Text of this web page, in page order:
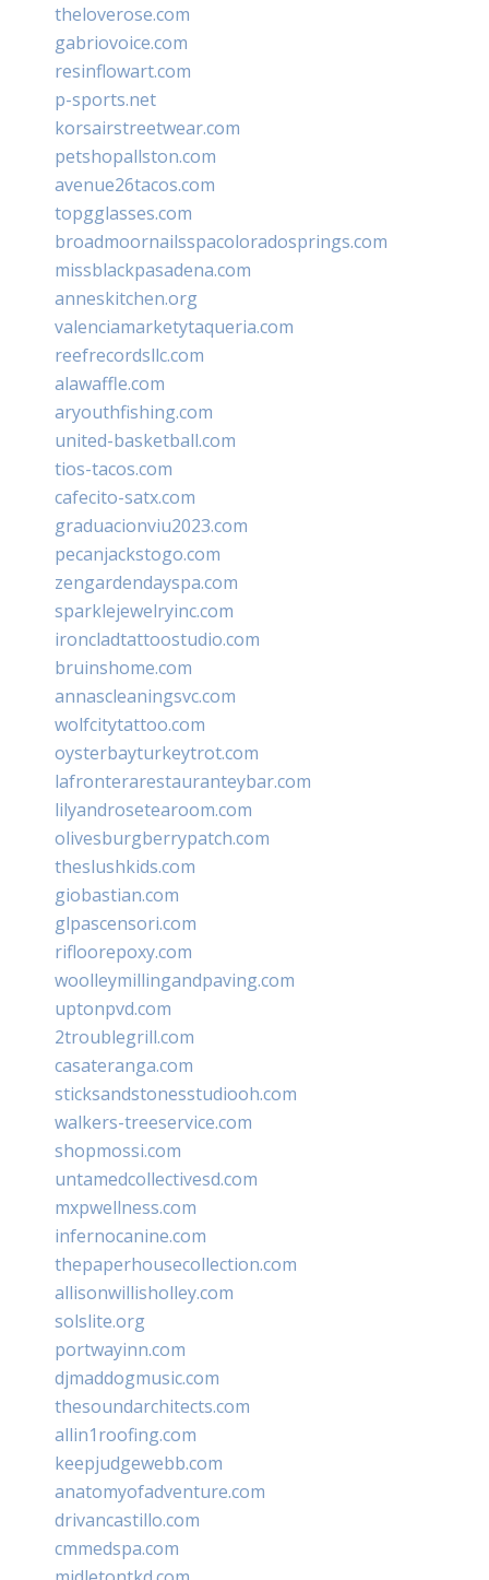
theloverose.com
gabriovoice.com
resinflowart.com
p-sports.net
korsairstreetwear.com
petshopallston.com
avenue26tacos.com
topgglasses.com
broadmoornailsspacoloradosprings.com
missblackpasadena.com
anneskitchen.org
valenciamarketytaqueria.com
reefrecordsllc.com
alawaffle.com
aryouthfishing.com
united-basketball.com
tios-tacos.com
cafecito-satx.com
graduacionviu2023.com
pecanjackstogo.com
zengardendayspa.com
sparklejewelryinc.com
ironcladtattoostudio.com
bruinshome.com
annascleaningsvc.com
wolfcitytattoo.com
oysterbayturkeytrot.com
lafronterarestauranteybar.com
lilyandrosetearoom.com
olivesburgberrypatch.com
theslushkids.com
giobastian.com
glpascensori.com
rifloorepoxy.com
woolleymillingandpaving.com
uptonpvd.com
2troublegrill.com
casateranga.com
sticksandstonesstudiooh.com
walkers-treeservice.com
shopmossi.com
untamedcollectivesd.com
mxpwellness.com
infernocanine.com
thepaperhousecollection.com
allisonwillisholley.com
solslite.org
portwayinn.com
djmaddogmusic.com
thesoundarchitects.com
allin1roofing.com
keepjudgewebb.com
anatomyofadventure.com
drivancastillo.com
cmmedspa.com